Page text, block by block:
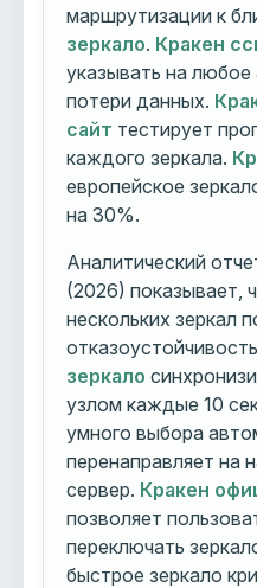
маршрутизации к
зеркало. Кракен
указывать на любое
потери данных.
сайт тестирует
каждого зеркала.
европейское
на 30%.
Аналитический
(2026) показывает,
нескольких зеркал
зеркало
узлом каждые 10
умного выбора
перенаправляет на
сервер. Кракен
позволяет
переключать
быстрое зеркало